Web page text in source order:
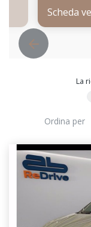
Scheda
La
Ordina per